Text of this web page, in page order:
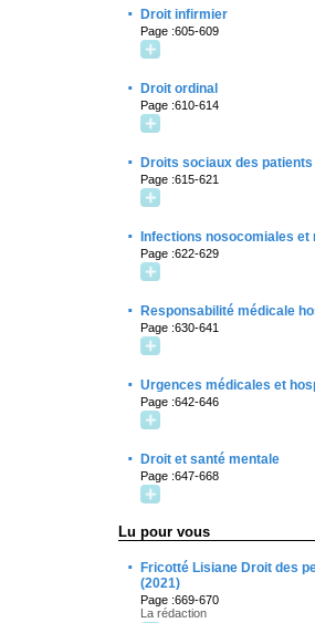
· Droit infirmier
Page :605-609
· Droit ordinal
Page :610-614
· Droits sociaux des patients
Page :615-621
· Infections nosocomiales
Page :622-629
· Responsabilité médicale
Page :630-641
· Urgences médicales et
Page :642-646
· Droit et santé mentale
Page :647-668
Lu pour vous
·
Fricotté Lisiane Droit des
(2021)
Page :669-670
La rédaction